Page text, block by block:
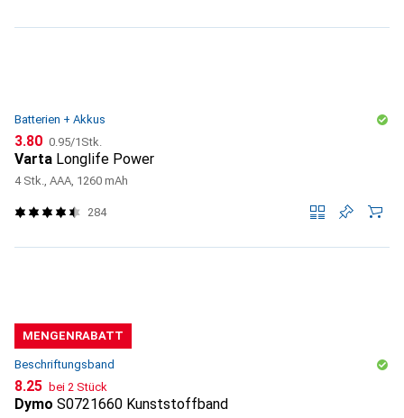
Batterien + Akkus
CHF
3.80 CHF
0.95/1Stk.
Varta Longlife Power
4 Stk., AAA, 1260 mAh
284
MENGENRABATT
Beschriftungsband
CHF
8.25 bei 2 Stück
Dymo S0721660 Kunststoffband